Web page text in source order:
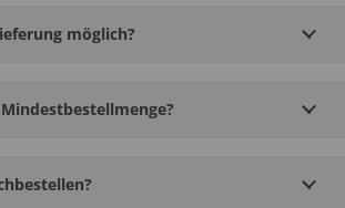
möglich?